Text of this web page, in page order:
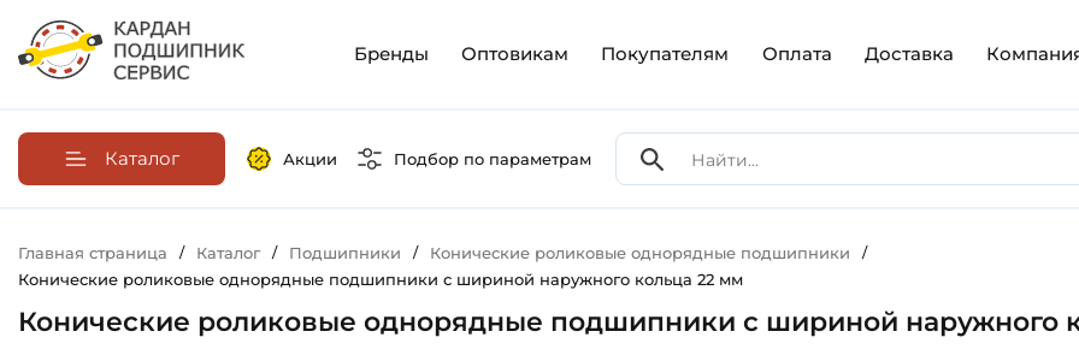
Бренды Оптовикам Покупателям Оплата Доставка
Каталог Акции Подбор по параметрам
Главная страница / Каталог / Подшипники / Конические роликовые однорядные подшипники /
Конические роликовые однорядные подшипники с шириной наружного кольца 22 мм
Конические роликовые однорядные подшипники с шириной наружного